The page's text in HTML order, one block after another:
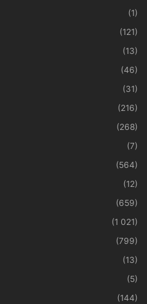
(1)
(121)
(13)
(46)
(31)
(216)
(268)
(7)
(564)
(12)
(659)
(1 021)
(799)
(13)
(5)
(144)